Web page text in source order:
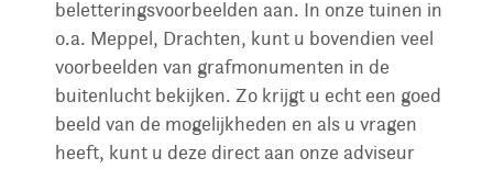
beletteringsvoorbeelden aan. In onze tuinen in
o.a. Meppel, Drachten, kunt u bovendien veel
voorbeelden van grafmonumenten in de
buitenlucht bekijken. Zo krijgt u echt een goed
beeld van de mogelijkheden en als u vragen
heeft, kunt u deze direct aan onze adviseur